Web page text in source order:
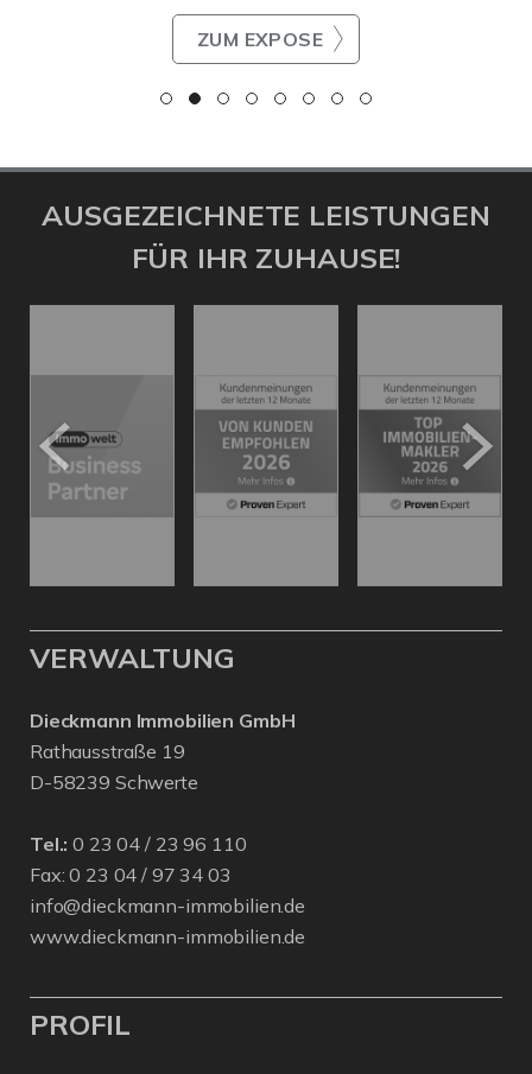
ZUM EXPOSE
AUSGEZEICHNETE LEISTUNGEN
FÜR IHR ZUHAUSE!
VERWALTUNG
Dieckmann Immobilien GmbH
Rathausstraße 19
D-58239 Schwerte
Tel.: 0 23 04 / 23 96 110
Fax: 0 23 04 / 97 34 03
info@dieckmann-immobilien.de
www.dieckmann-immobilien.de
PROFIL